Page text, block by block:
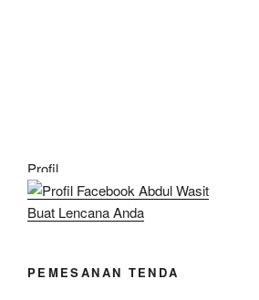
Profil
Buat Lencana Anda
PEMESANAN TENDA